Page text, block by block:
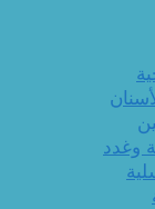
وغدد